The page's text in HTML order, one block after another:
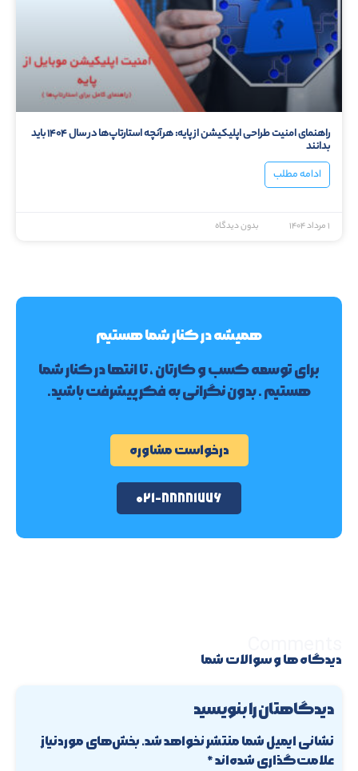
راهنمای امنیت طراحی اپلیکیشن از پایه: هرآنچه استارتاپ‌ها در سال ۱۴۰۴ باید
بدانند
ادامه مطلب
۱ مرداد ۱۴۰۴ بدون دیدگاه
همیشه در کنار شما هستیم
برای توسعه کسب و کارتان ، تا انتها در کنار شما
هستیم . بدون نگرانی به فکر پیشرفت باشید.
درخواست مشاوره
۰۲۱-۸۸۸۸۱۷۷۶
دیدگاه ها و سوالات شما
دیدگاهتان را بنویسید
نشانی ایمیل شما منتشر نخواهد شد.بخش‌های موردنیاز
علامت‌گذاری شده‌اند*